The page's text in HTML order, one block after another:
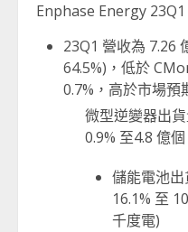
Enphase Energy 23Q1
23Q1 營收為 7.26
64.5%)，低於
0.7%，高於市場預
微型逆變器出
0.9% 至4.8 億個
儲能電池
16.1% 至
千度電)